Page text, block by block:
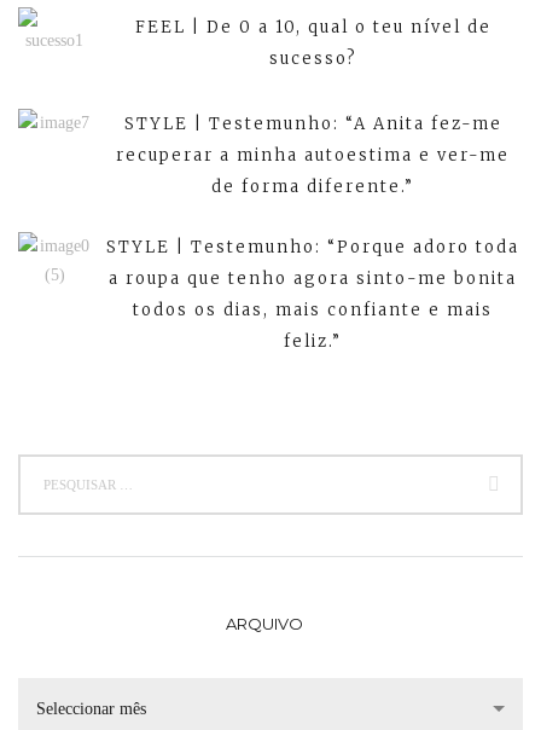
FEEL | De 0 a 10, qual o teu nível de
sucesso?
STYLE | Testemunho: “A Anita fez-me
recuperar a minha autoestima e ver-me
de forma diferente.”
STYLE | Testemunho: “Porque adoro toda
a roupa que tenho agora sinto-me bonita
todos os dias, mais confiante e mais
feliz.”
ARQUIVO
Seleccionar mês